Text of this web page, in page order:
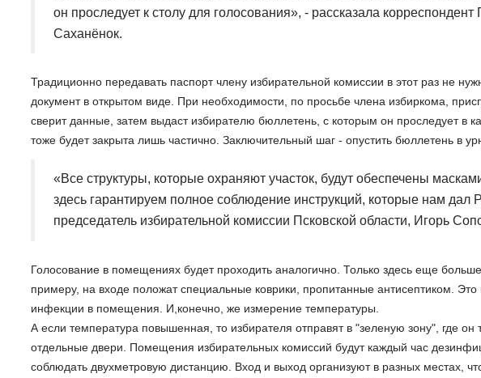
он проследует к столу для голосования», - рассказала
Саханёнок.
Традиционно передавать паспорт члену избирательной комиссии в этот раз не
документ в открытом виде. При необходимости, по просьбе члена избиркома,
сверит данные, затем выдаст избирателю бюллетень, с которым он проследует в
тоже будет закрыта лишь частично. Заключительный шаг - опустить бюллетень в
«Все структуры, которые охраняют участок, будут обеспечены
здесь гарантируем полное соблюдение инструкций, которые нам дал
председатель избирательной комиссии Псковской области, Игорь
Голосование в помещениях будет проходить аналогично. Только здесь еще
примеру, на входе положат специальные коврики, пропитанные антисептиком.
инфекции в помещения. И,конечно, же измерение температуры.
А если температура повышенная, то избирателя отправят в "зеленую зону", где он
отдельные двери. Помещения избирательных комиссий будут каждый час
соблюдать двухметровую дистанцию. Вход и выход организуют в разных местах,